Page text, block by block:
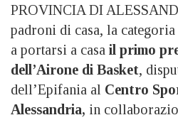
PROVINCIA DI
padroni di casa, la categoria
a portarsi a casa il primo
dell’Airone di Basket,
dell’Epifania al Centro
Alessandria, in